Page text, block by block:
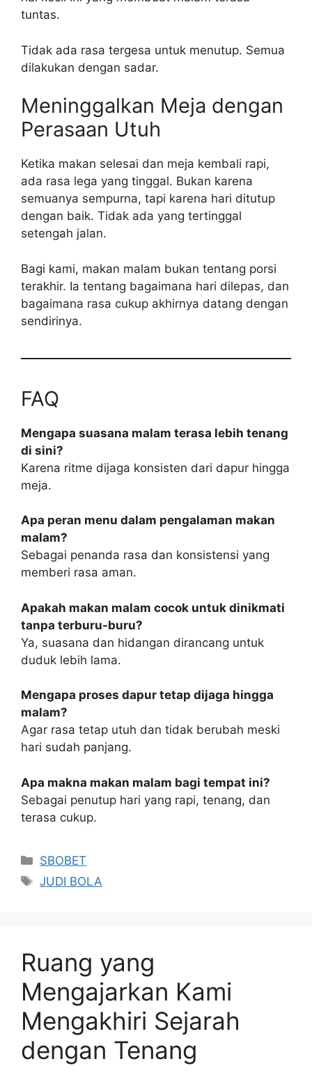
tuntas.
Tidak ada rasa tergesa untuk menutup. Semua
dilakukan dengan sadar.
Meninggalkan Meja dengan
Perasaan Utuh
Ketika makan selesai dan meja kembali rapi,
ada rasa lega yang tinggal. Bukan karena
semuanya sempurna, tapi karena hari ditutup
dengan baik. Tidak ada yang tertinggal
setengah jalan.
Bagi kami, makan malam bukan tentang porsi
terakhir. Ia tentang bagaimana hari dilepas, dan
bagaimana rasa cukup akhirnya datang dengan
sendirinya.
FAQ
Mengapa suasana malam terasa lebih tenang
di sini?
Karena ritme dijaga konsisten dari dapur hingga
meja.
Apa peran menu dalam pengalaman makan
malam?
Sebagai penanda rasa dan konsistensi yang
memberi rasa aman.
Apakah makan malam cocok untuk dinikmati
tanpa terburu-buru?
Ya, suasana dan hidangan dirancang untuk
duduk lebih lama.
Mengapa proses dapur tetap dijaga hingga
malam?
Agar rasa tetap utuh dan tidak berubah meski
hari sudah panjang.
Apa makna makan malam bagi tempat ini?
Sebagai penutup hari yang rapi, tenang, dan
terasa cukup.
Categories
SBOBET
Tags
JUDI BOLA
Ruang yang
Mengajarkan Kami
Mengakhiri Sejarah
dengan Tenang